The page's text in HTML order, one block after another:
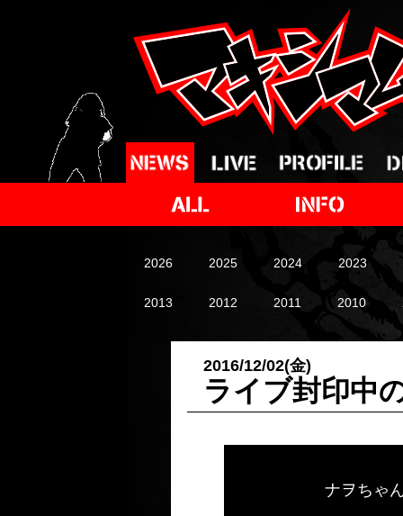
2026 2025 2024 2023
2013 2012 2011 2010
2016/12/02(金)
ライブ封印中
ナヲちゃ